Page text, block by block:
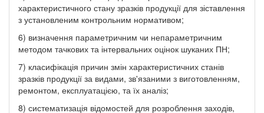
характеристичного стану зразків продукції для зіставлення
з установленим контрольним нормативом;
6) визначення параметричним чи непараметричним
методом тачкових та інтервальних оцінок шуканих ПН;
7) класифікація причин змін характеристичних станів
зразків продукції за видами, зв'язаними з виготовленням,
ремонтом, експлуатацією, та їх аналіз;
8) систематизація відомостей для розроблення заходів,